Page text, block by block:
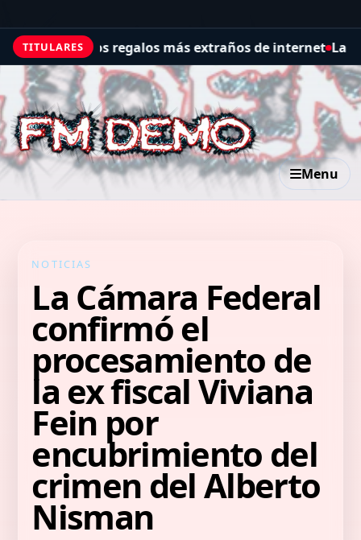
TITULARES
de internet La versión rusa de Google Maps
Menu
NOTICIAS
La Cámara Federal
confirmó el
procesamiento de
la ex fiscal Viviana
Fein por
encubrimiento del
crimen del Alberto
Nisman